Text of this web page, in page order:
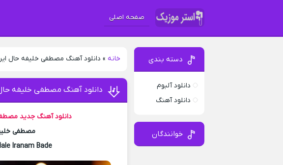
صفحه اصلی
خانه » دانلود آهنگ مصطفی خلیفه حال
دانلود آهنگ مصطفی خلیفه حال
دانلود آهنگ جدید
مصطفی
Iranam Bade
دسته بندی
دانلود آلبوم
دانلود آهنگ
خوانندگان